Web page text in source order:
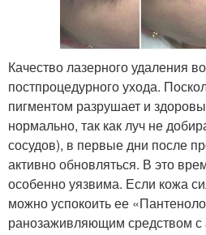
Качество лазерного удаления
постпроцедурного ухода.
пигментом разрушает и
нормально, так как луч не
сосудов), в первые дни после
активно обновляться. В это
особенно уязвима. Если кожа
можно успокоить ее
ранозаживляющим средством с